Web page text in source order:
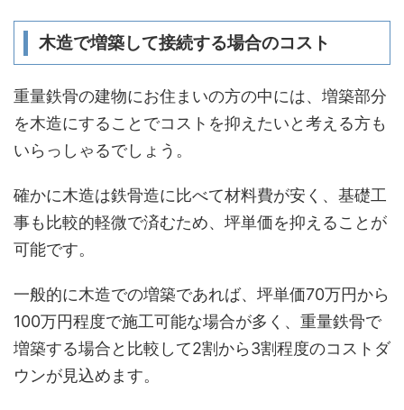
木造で増築して接続する場合のコスト
重量鉄骨の建物にお住まいの方の中には、増築部分
を木造にすることでコストを抑えたいと考える方も
いらっしゃるでしょう。
確かに木造は鉄骨造に比べて材料費が安く、基礎工
事も比較的軽微で済むため、坪単価を抑えることが
可能です。
一般的に木造での増築であれば、坪単価70万円から
100万円程度で施工可能な場合が多く、重量鉄骨で
増築する場合と比較して2割から3割程度のコストダ
ウンが見込めます。